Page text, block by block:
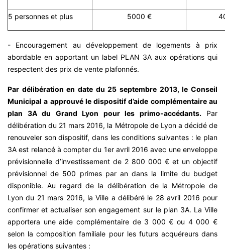
5 personnes et plus 5000 €
- Encouragement au développement de logements à prix
abordable en apportant un label PLAN 3A aux opérations qui
respectent des prix de vente plafonnés.
Par délibération en date du 25 septembre 2013, le Conseil
Municipal a approuvé le dispositif d’aide complémentaire au
plan 3A du Grand Lyon pour les primo-accédants.Par
délibération du 21 mars 2016, la Métropole de Lyon a décidé de
renouveler son dispositif, dans les conditions suivantes : le plan
3A est relancé à compter du 1er avril 2016 avec une enveloppe
prévisionnelle d’investissement de 2 800 000 € et un objectif
prévisionnel de 500 primes par an dans la limite du budget
disponible. Au regard de la délibération de la Métropole de
Lyon du 21 mars 2016, la Ville a délibéré le 28 avril 2016 pour
confirmer et actualiser son engagement sur le plan 3A. La Ville
apportera une aide complémentaire de 3 000 € ou 4 000 €
selon la composition familiale pour les futurs acquéreurs dans
les opérations suivantes :